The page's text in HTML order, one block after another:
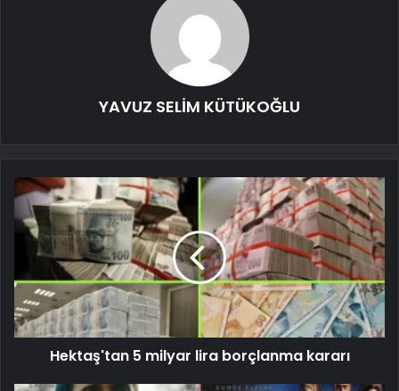
YAVUZ SELİM KÜTÜKOĞLU
Hektaş'tan 5 milyar lira borçlanma kararı